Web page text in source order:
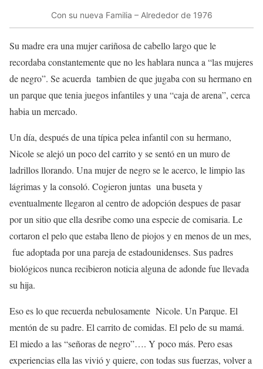
Con su nueva Familia – Alrededor de 1976
Su madre era una mujer cariñosa de cabello largo que le
recordaba constantemente que no les hablara nunca a “las mujeres
de negro”. Se acuerda tambien de que jugaba con su hermano en
un parque que tenia juegos infantiles y una “caja de arena”, cerca
habia un mercado.
Un día, después de una típica pelea infantil con su hermano,
Nicole se alejó un poco del carrito y se sentó en un muro de
ladrillos llorando. Una mujer de negro se le acerco, le limpio las
lágrimas y la consoló. Cogieron juntas una buseta y
eventualmente llegaron al centro de adopción despues de pasar
por un sitio que ella desribe como una especie de comisaria. Le
cortaron el pelo que estaba lleno de piojos y en menos de un mes,
fue adoptada por una pareja de estadounidenses. Sus padres
biológicos nunca recibieron noticia alguna de adonde fue llevada
su hija.
Eso es lo que recuerda nebulosamente Nicole. Un Parque. El
mentón de su padre. El carrito de comidas. El pelo de su mamá.
El miedo a las “señoras de negro”…. Y poco más. Pero esas
experiencias ella las vivió y quiere, con todas sus fuerzas, volver a